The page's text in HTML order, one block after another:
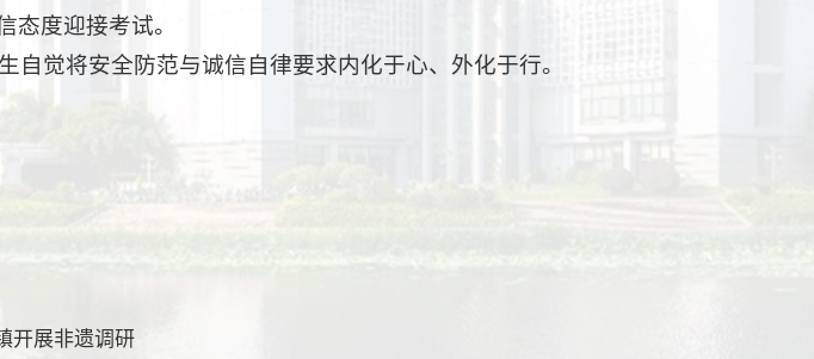
态度迎接考试。
觉将安全防范与诚信自律要求内化于心、外化于行。
开展非遗调研